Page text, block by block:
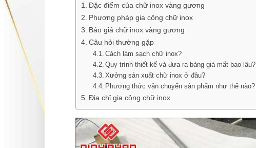
Đặc điểm của chữ inox vàng gương
Phương pháp gia công chữ inox
Báo giá chữ inox vàng gương
Câu hỏi thường gặp
Cách làm sạch chữ inox?
Quy trình thiết kế và đưa ra bảng giá mất bao lâu?
Xưởng sản xuất chữ inox ở đâu?
Phương thức vận chuyển sản phẩm như thế nào?
Địa chỉ gia công chữ inox